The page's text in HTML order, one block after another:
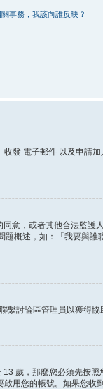
事務，我該向誰反映？
發 電子郵件 以及申請
意，或者其他合法監護
概述，如：「我要與誰
討論區管理員以獲得協
歲，那麼您必須先按
用您的帳號。如果您收